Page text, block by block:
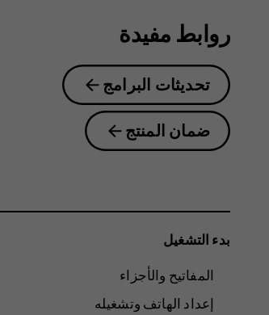
روابط مفيدة
تحديثات البرامج
ضمان المنتج
بدء التشغيل
المفاتيح والأجزاء
إعداد الهاتف وتشغيله